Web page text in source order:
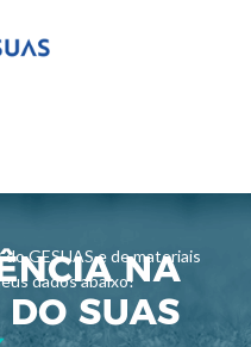
GESUAS e de materiais
dados abaixo!